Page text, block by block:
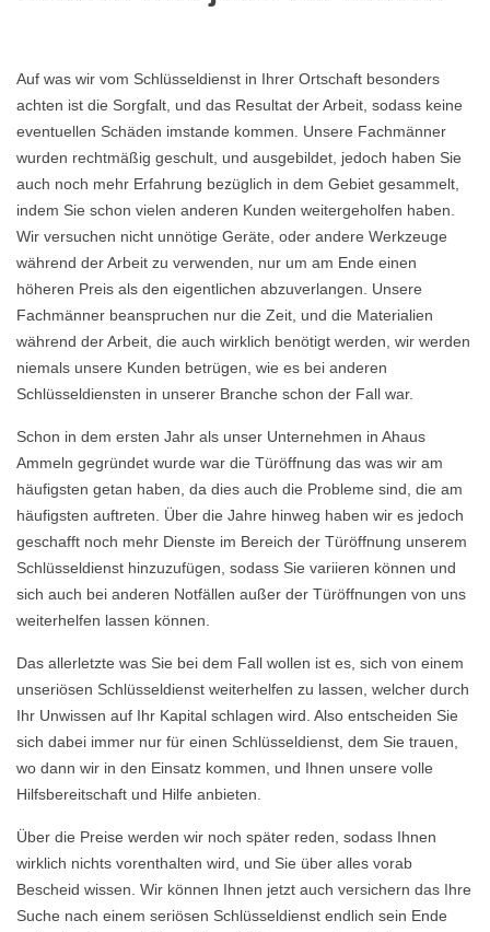
Auf was wir vom Schlüsseldienst in Ihrer Ortschaft besonders
achten ist die Sorgfalt, und das Resultat der Arbeit, sodass keine
eventuellen Schäden imstande kommen. Unsere Fachmänner
wurden rechtmäßig geschult, und ausgebildet, jedoch haben Sie
auch noch mehr Erfahrung bezüglich in dem Gebiet gesammelt,
indem Sie schon vielen anderen Kunden weitergeholfen haben.
Wir versuchen nicht unnötige Geräte, oder andere Werkzeuge
während der Arbeit zu verwenden, nur um am Ende einen
höheren Preis als den eigentlichen abzuverlangen. Unsere
Fachmänner beanspruchen nur die Zeit, und die Materialien
während der Arbeit, die auch wirklich benötigt werden, wir werden
niemals unsere Kunden betrügen, wie es bei anderen
Schlüsseldiensten in unserer Branche schon der Fall war.
Schon in dem ersten Jahr als unser Unternehmen in Ahaus
Ammeln gegründet wurde war die Türöffnung das was wir am
häufigsten getan haben, da dies auch die Probleme sind, die am
häufigsten auftreten. Über die Jahre hinweg haben wir es jedoch
geschafft noch mehr Dienste im Bereich der Türöffnung unserem
Schlüsseldienst hinzuzufügen, sodass Sie variieren können und
sich auch bei anderen Notfällen außer der Türöffnungen von uns
weiterhelfen lassen können.
Das allerletzte was Sie bei dem Fall wollen ist es, sich von einem
unseriösen Schlüsseldienst weiterhelfen zu lassen, welcher durch
Ihr Unwissen auf Ihr Kapital schlagen wird. Also entscheiden Sie
sich dabei immer nur für einen Schlüsseldienst, dem Sie trauen,
wo dann wir in den Einsatz kommen, und Ihnen unsere volle
Hilfsbereitschaft und Hilfe anbieten.
Über die Preise werden wir noch später reden, sodass Ihnen
wirklich nichts vorenthalten wird, und Sie über alles vorab
Bescheid wissen. Wir können Ihnen jetzt auch versichern das Ihre
Suche nach einem seriösen Schlüsseldienst endlich sein Ende